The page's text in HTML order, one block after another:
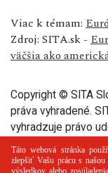
Viac k témam:
Zdroj: SITA.sk -
väčšia ako
Copyright © SITA
práva vyhradené.
vyhradzuje právo